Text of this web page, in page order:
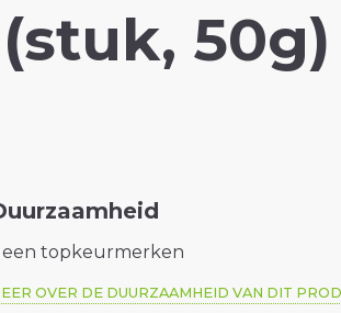
50g)
topkeurmerken
OVER DE DUURZAAMHEID VAN DIT